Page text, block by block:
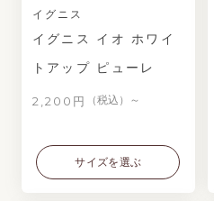
イグニス
イグニス イオ ホワイ
トアップ ピューレ
2,200円 （税込）～
サイズを選ぶ